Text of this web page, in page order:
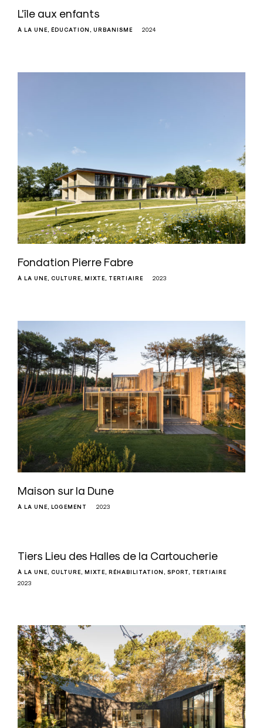
L’île aux enfants
À LA UNE ÉDUCATION URBANISME 2024
Fondation Pierre Fabre
À LA UNE CULTURE MIXTE TERTIAIRE 2023
Maison sur la Dune
À LA UNE LOGEMENT 2023
Tiers Lieu des Halles de la Cartoucherie
À LA UNE CULTURE MIXTE RÉHABILITATION SPORT TERTIAIRE
2023